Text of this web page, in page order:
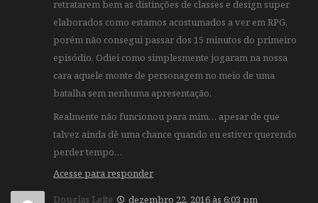
retratarem bem as distinções de classes e design super
elaborados como estamos acostumados a ver em RPG,
porém não consegui passar dos 15 minutos do primeiro
episódio. Odiei como simplesmente jogaram na nossa
cara aquele monte de personagem no meio de uma
batalha sem nenhuma apresentação.
Realmente não funcionou para mim… apesar de que
talvez ainda dê uma chance quando eu estiver querendo
perder tempo…
Acesse para responder
Douglas Leite
dezembro 22, 2016 às 6:03 pm